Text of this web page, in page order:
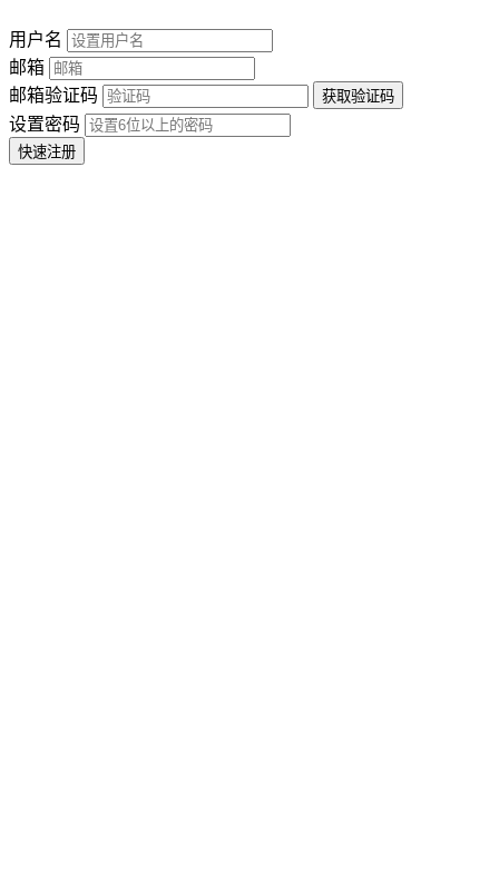
用户名
邮箱
邮箱验证码
设置密码